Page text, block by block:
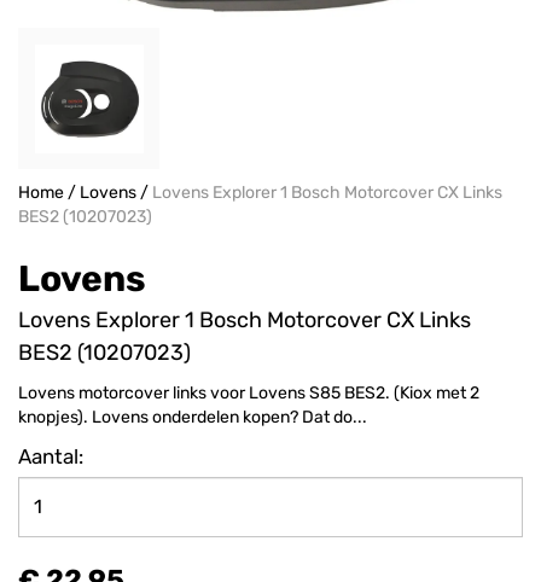
Home/ Lovens/ Lovens Explorer 1 Bosch Motorcover CX Links
BES2 (10207023)
Lovens
Lovens Explorer 1 Bosch Motorcover CX Links
BES2 (10207023)
Lovens motorcover links voor Lovens S85 BES2. (Kiox met 2
knopjes). Lovens onderdelen kopen? Dat do...
Aantal: